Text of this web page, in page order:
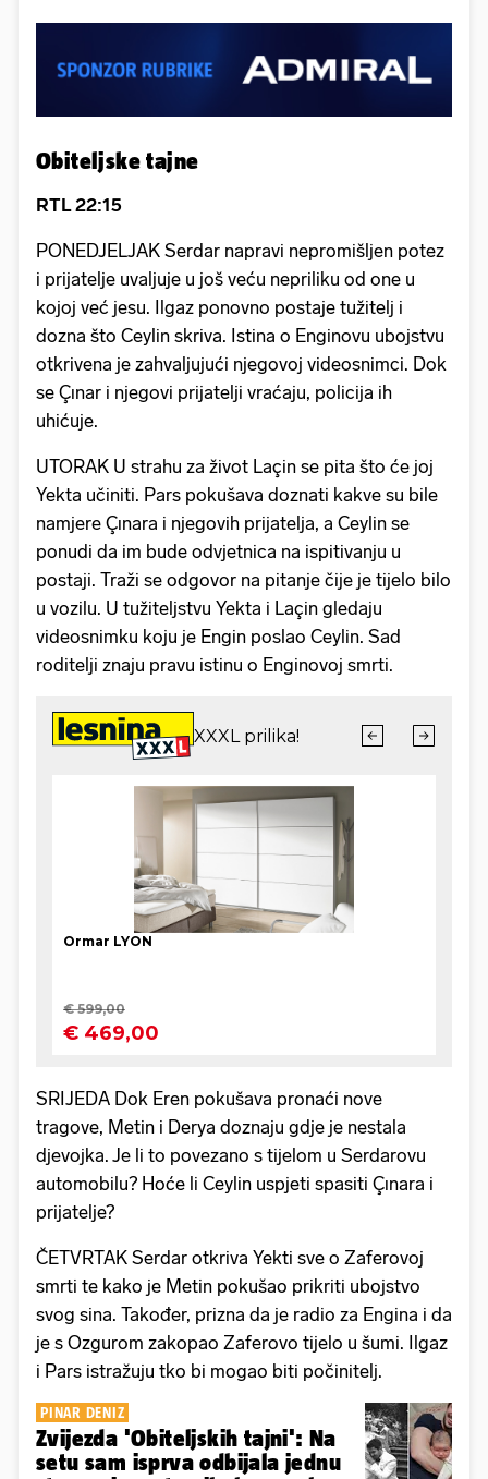
Obiteljske tajne
RTL 22:15
PONEDJELJAK Serdar napravi nepromišljen potez
i prijatelje uvaljuje u još veću nepriliku od one u
kojoj već jesu. Ilgaz ponovno postaje tužitelj i
dozna što Ceylin skriva. Istina o Enginovu ubojstvu
otkrivena je zahvaljujući njegovoj videosnimci. Dok
se Çınar i njegovi prijatelji vraćaju, policija ih
uhićuje.
UTORAK U strahu za život Laçin se pita što će joj
Yekta učiniti. Pars pokušava doznati kakve su bile
namjere Çınara i njegovih prijatelja, a Ceylin se
ponudi da im bude odvjetnica na ispitivanju u
postaji. Traži se odgovor na pitanje čije je tijelo bilo
u vozilu. U tužiteljstvu Yekta i Laçin gledaju
videosnimku koju je Engin poslao Ceylin. Sad
roditelji znaju pravu istinu o Enginovoj smrti.
SRIJEDA Dok Eren pokušava pronaći nove
tragove, Metin i Derya doznaju gdje je nestala
djevojka. Je li to povezano s tijelom u Serdarovu
automobilu? Hoće li Ceylin uspjeti spasiti Çınara i
prijatelje?
ČETVRTAK Serdar otkriva Yekti sve o Zaferovoj
smrti te kako je Metin pokušao prikriti ubojstvo
svog sina. Također, prizna da je radio za Engina i da
je s Ozgurom zakopao Zaferovo tijelo u šumi. Ilgaz
i Pars istražuju tko bi mogao biti počinitelj.
PINAR DENIZ
Zvijezda 'Obiteljskih tajni': Na
setu sam isprva odbijala jednu